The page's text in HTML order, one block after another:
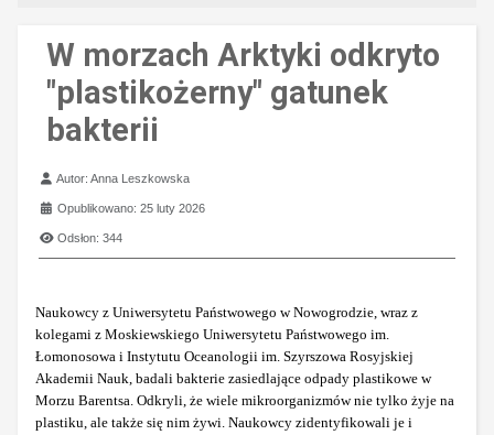
W morzach Arktyki odkryto
"plastikożerny" gatunek
bakterii
Szczegóły
Autor:Anna Leszkowska
Opublikowano: 25 luty 2026
Odsłon: 344
Naukowcy z Uniwersytetu Państwowego w Nowogrodzie, wraz z
kolegami z Moskiewskiego Uniwersytetu Państwowego im.
Łomonosowa i Instytutu Oceanologii im. Szyrszowa Rosyjskiej
Akademii Nauk, badali bakterie zasiedlające odpady plastikowe w
Morzu Barentsa. Odkryli, że wiele mikroorganizmów nie tylko żyje na
plastiku, ale także się nim żywi. Naukowcy zidentyfikowali je i